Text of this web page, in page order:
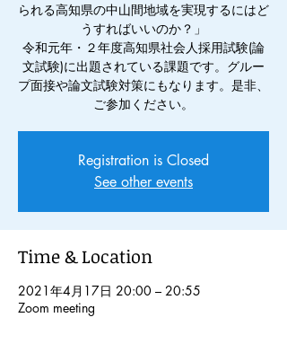
られる高知県の中山間地域を実現するにはど
うすればいいのか？」
令和元年・２年度高知県社会人採用試験(論
文試験)に出題されている課題です。グルー
プ面接や論文試験対策にもなります。是非、
ご参加ください。
Registration is Closed
See other events
Time & Location
2021年4月17日 20:00 – 20:55
Zoom meeting